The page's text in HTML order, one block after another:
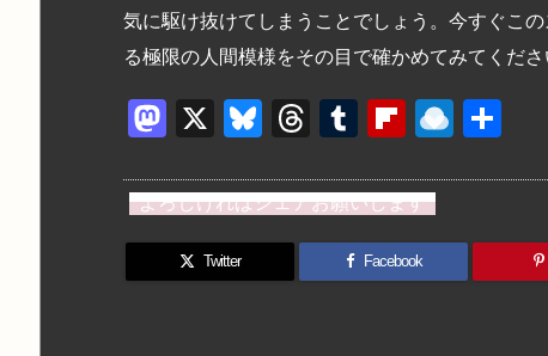
気に駆け抜けてしまうことでしょう。今すぐこ
る極限の人間模様をその目で確かめてみてくださ
M
st
o
d
X
Bl
e
s
k
T
e
a
d
T
m
bl
r
Fl
b
o
ar
R
n
dr
o
よろしければシェアお願いします
Twitter Facebook